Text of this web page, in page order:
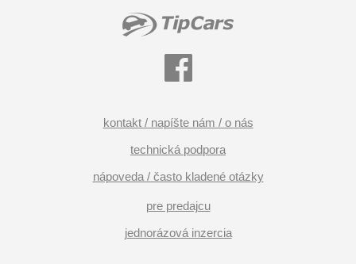
kontakt / napíšte nám / o nás
technická podpora
nápoveda / často kladené otázky
pre predajcu
jednorázová inzercia